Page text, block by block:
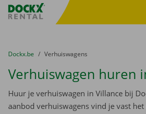
Fratello DEMO
U bevindt zich hier:
van
Dockx.be naar
Verhuiswagens
Verhuiswagen huren
Huur je verhuiswagen in Villance bij
aanbod verhuiswagens vind je vast